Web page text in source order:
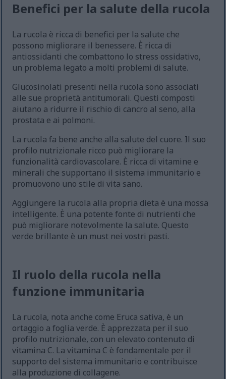
Benefici per la salute della rucola
La rucola è ricca di benefici per la salute che
possono migliorare il benessere. È ricca di
antiossidanti che combattono lo stress ossidativo,
un problema legato a molti problemi di salute.
Glucosinolati presenti nella rucola sono associati
alle sue proprietà antitumorali. Questi composti
aiutano a ridurre il rischio di cancro al seno, alla
prostata e ai polmoni.
La rucola fa bene anche alla salute del cuore. Il suo
profilo nutrizionale ricco può migliorare la
funzionalità cardiovascolare. È ricca di vitamine e
minerali che supportano il sistema immunitario e
promuovono uno stile di vita sano.
Aggiungere la rucola alla propria dieta è una mossa
intelligente. È una potente fonte di nutrienti che
può migliorare notevolmente la salute. Questo
verde brillante è un must nei vostri pasti.
Il ruolo della rucola nella
funzione immunitaria
La rucola, nota anche come Eruca sativa, è un
ortaggio a foglia verde. È apprezzata per il suo
profilo nutrizionale, con un elevato contenuto di
vitamina C. La vitamina C è fondamentale per il
supporto del sistema immunitario e contribuisce
alla produzione di collagene.